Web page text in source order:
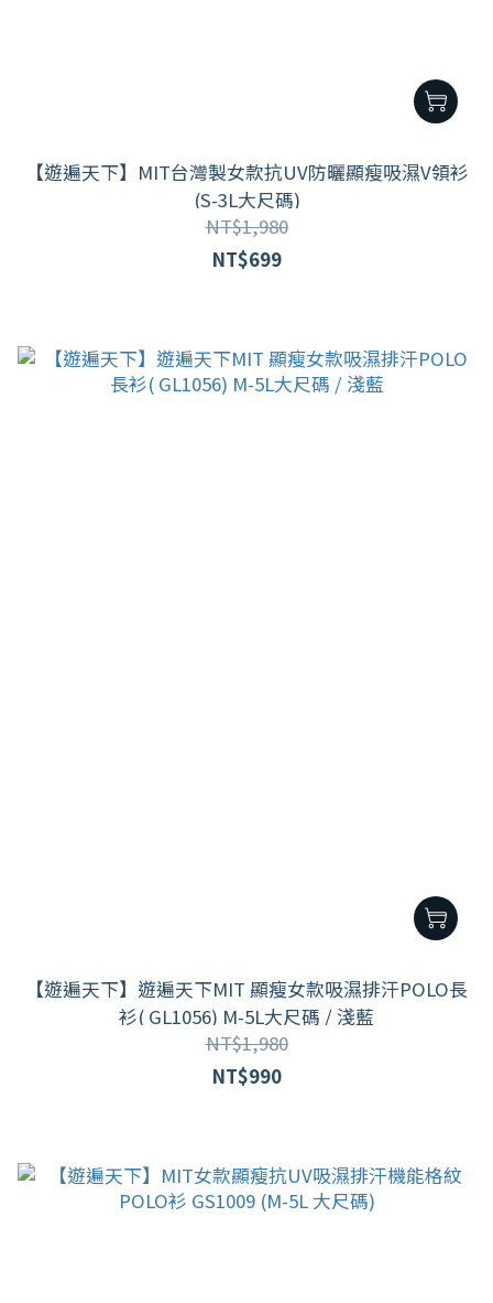
【遊遍天下】MIT台灣製女款抗UV防曬顯瘦吸濕V領衫
(S-3L大尺碼)
NT$1,980
NT$699
【遊遍天下】遊遍天下MIT 顯瘦女款吸濕排汗POLO長
衫( GL1056) M-5L大尺碼 / 淺藍
NT$1,980
NT$990